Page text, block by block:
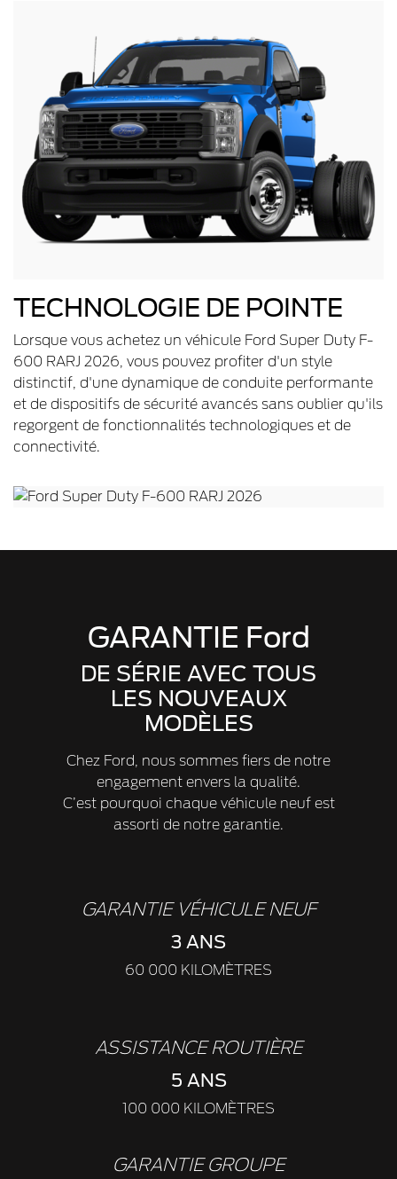
TECHNOLOGIE DE POINTE
Lorsque vous achetez un véhicule Ford Super Duty F-
600 RARJ 2026, vous pouvez profiter d'un style
distinctif, d'une dynamique de conduite performante
et de dispositifs de sécurité avancés sans oublier qu'ils
regorgent de fonctionnalités technologiques et de
connectivité.
GARANTIE Ford
DE SÉRIE AVEC TOUS
LES NOUVEAUX
MODÈLES
Chez Ford, nous sommes fiers de notre
engagement envers la qualité.
C’est pourquoi chaque véhicule neuf est
assorti de notre garantie.
GARANTIE VÉHICULE NEUF
3 ANS
60 000 KILOMÈTRES
ASSISTANCE ROUTIÈRE
5 ANS
100 000 KILOMÈTRES
GARANTIE GROUPE